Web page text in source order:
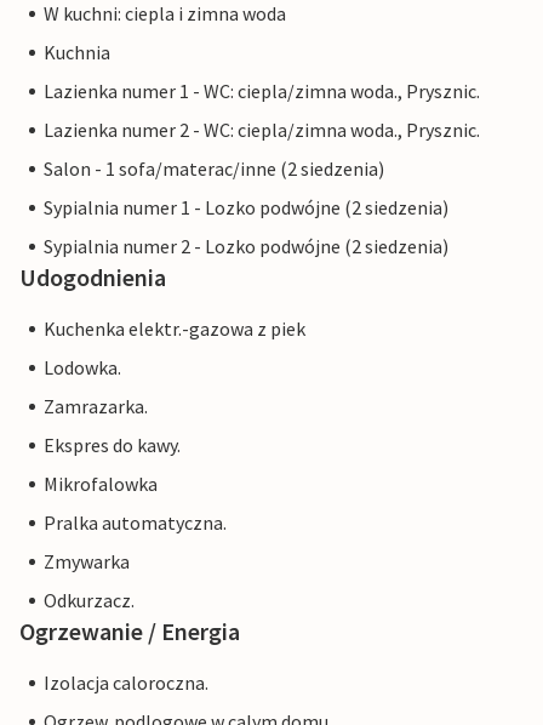
W kuchni: ciepla i zimna woda
Kuchnia
Lazienka numer 1 - WC: ciepla/zimna woda., Prysznic.
Lazienka numer 2 - WC: ciepla/zimna woda., Prysznic.
Salon - 1 sofa/materac/inne (2 siedzenia)
Sypialnia numer 1 - Lozko podwójne (2 siedzenia)
Sypialnia numer 2 - Lozko podwójne (2 siedzenia)
Udogodnienia
Kuchenka elektr.-gazowa z piek
Lodowka.
Zamrazarka.
Ekspres do kawy.
Mikrofalowka
Pralka automatyczna.
Zmywarka
Odkurzacz.
Ogrzewanie / Energia
Izolacja caloroczna.